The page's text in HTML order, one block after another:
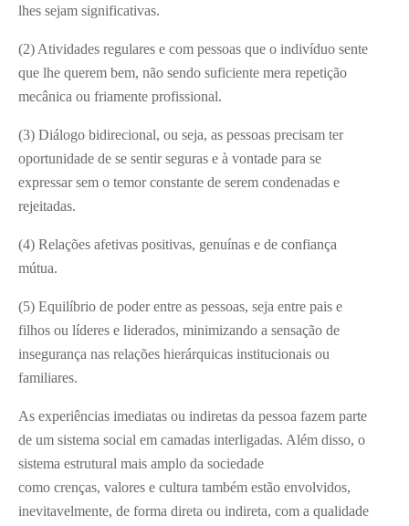
lhes sejam significativas.
(2) Atividades regulares e com pessoas que o indivíduo sente
que lhe querem bem, não sendo suficiente mera repetição
mecânica ou friamente profissional.
(3) Diálogo bidirecional, ou seja, as pessoas precisam ter
oportunidade de se sentir seguras e à vontade para se
expressar sem o temor constante de serem condenadas e
rejeitadas.
(4) Relações afetivas positivas, genuínas e de confiança
mútua.
(5) Equilíbrio de poder entre as pessoas, seja entre pais e
filhos ou líderes e liderados, minimizando a sensação de
insegurança nas relações hierárquicas institucionais ou
familiares.
As experiências imediatas ou indiretas da pessoa fazem parte
de um sistema social em camadas interligadas. Além disso, o
sistema estrutural mais amplo da sociedade
como crenças, valores e cultura também estão envolvidos,
inevitavelmente, de forma direta ou indireta, com a qualidade